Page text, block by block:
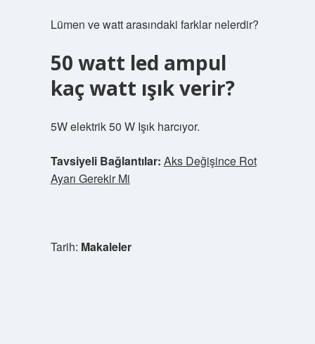
Lümen ve watt arasındaki farklar nelerdir?
50 watt led ampul
kaç watt ışık verir?
5W elektrik 50 W Işık harcıyor.
Tavsiyeli Bağlantılar: Aks Değişince Rot
Ayarı Gerekir Mi
Tarih: Makaleler